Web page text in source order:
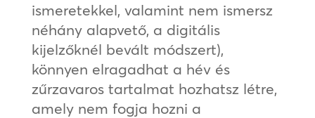
ismeretekkel, valamint nem ismersz
néhány alapvető, a digitális
kijelzőknél bevált módszert),
könnyen elragadhat a hév és
zűrzavaros tartalmat hozhatsz létre,
amely nem fogja hozni a